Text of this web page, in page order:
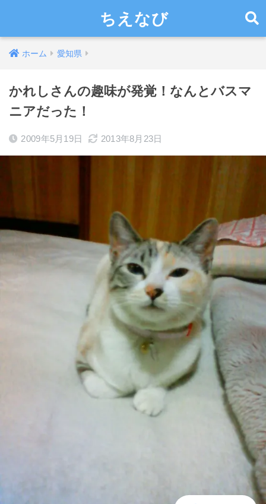
ちえなび
ホーム 愛知県
かれしさんの趣味が発覚！なんとバスマ
ニアだった！
2009年5月19日 2013年8月23日